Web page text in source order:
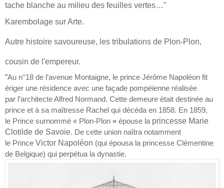
tache blanche au milieu des feuilles vertes…"
Karembolage sur Arte.
Autre histoire savoureuse, les tribulations de Plon-Plon,
cousin de l'empereur.
"Au n°18 de l’avenue Montaigne, le prince Jérôme Napoléon fit
ériger une résidence avec une façade pompéienne réalisée
par l’architecte Alfred Normand. Cette demeure était destinée au
prince et à sa maîtresse Rachel qui décéda en 1858. En 1859,
le Prince surnommé « Plon-Plon » épouse la princesse Marie
Clotilde de Savoie. De cette union naîtra notamment
le Prince Victor Napoléon (qui épousa la princesse Clémentine
de Belgique) qui perpétua la dynastie.